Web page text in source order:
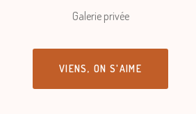
Galerie privée
VIENS, ON S'AIME